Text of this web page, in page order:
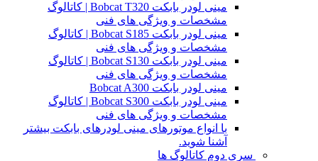
مینی لودر بابکت Bobcat T320 | کاتالوگ
مشخصات و ویژگی های فنی
مینی لودر بابکت Bobcat S185 | کاتالوگ
مشخصات و ویژگی های فنی
مینی لودر بابکت Bobcat S130 | کاتالوگ
مشخصات و ویژگی های فنی
مینی لودر بابکت Bobcat A300
مینی لودر بابکت Bobcat S300 | کاتالوگ
مشخصات و ویژگی های فنی
با انواع موتورهای مینی لودرهای بابکت بیشتر
آشنا شوید.
سری دوم کاتالوگ ها